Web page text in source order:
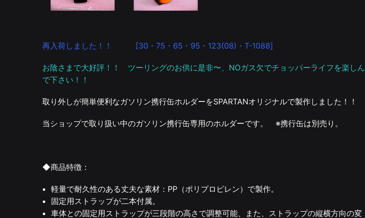
再入荷しました！！ [30・75・65・95・123(08)・T-1088]
お陰さまで大好評！！ ツーリングのお供に是非〜、NOガス欠でチョッパーライフを楽しん
で下さい！！
取り外しが簡単便利なガソリン携行缶ホルダーをSPARTANオリジナルで製作しました！！
当ショップで取り扱い中のガソリン携行缶専用のホルダーです。 ※携行缶は別売り。
◆商品特徴：
軽量で耐久性のある丈夫な素材：PP（ポリプロピレン）で製作。
固定用ストラップが二本付属。
車体との固定用ストラップが三段階の高さで調整可能、また、ストラップの縦横方向の変